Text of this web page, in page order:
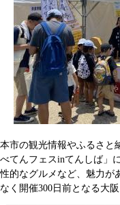
本市の観光情報やふるさと
べてんフェスinてんしば」
性的なグルメなど、魅力が
なく開催300日前となる大